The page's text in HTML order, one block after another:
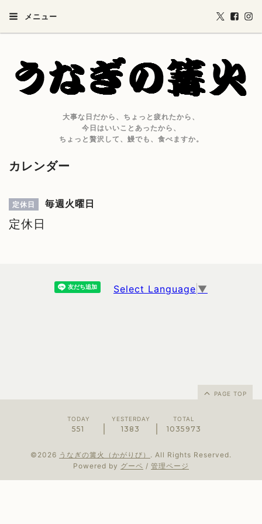
メニュー
大事な日だから、ちょっと疲れたから、
今日はいいことあったから、
ちょっと贅沢して、鰻でも、食べますか。
カレンダー
定休日 毎週火曜日
定休日
Select Language ▼
PAGE TOP
TODAY
551
YESTERDAY
1383
TOTAL
1035973
©2026 うなぎの篝火（かがりび） . All Rights Reserved.
Powered by グーペ / 管理ページ